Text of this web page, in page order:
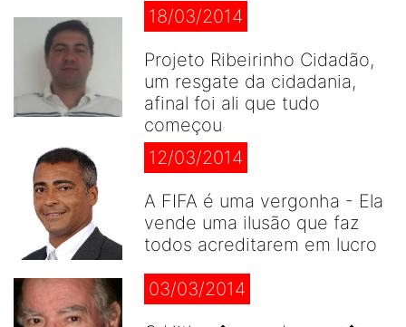
18/03/2014
Projeto Ribeirinho Cidadão,
um resgate da cidadania,
afinal foi ali que tudo
começou
12/03/2014
A FIFA é uma vergonha - Ela
vende uma ilusão que faz
todos acreditarem em lucro
03/03/2014